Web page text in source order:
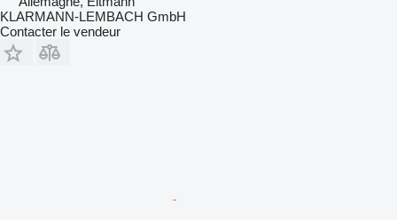
KLARMANN-LEMBACH GmbH
Contacter le vendeur